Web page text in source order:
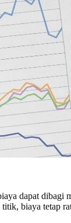
dapat dibagi
biaya tetap